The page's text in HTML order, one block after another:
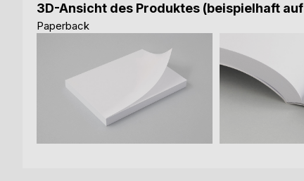
3D-Ansicht des Produktes (beispielhaft
Paperback